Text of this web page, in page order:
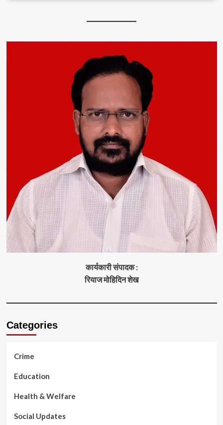
कार्यकारी संपादक :
रियाज मोहिदिन शेख
Categories
Crime
Education
Health & Welfare
Social Updates